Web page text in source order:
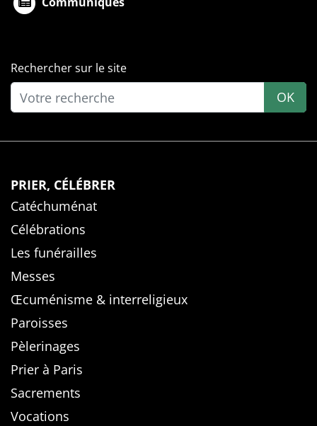
Rechercher sur le site
OK
PRIER, CÉLÉBRER
Catéchuménat
Célébrations
Les funérailles
Messes
Œcuménisme & interreligieux
Paroisses
Pèlerinages
Prier à Paris
Sacrements
Vocations